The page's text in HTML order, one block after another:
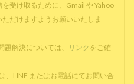
受け取るために、Gmail や Yahoo
だけますようお願いいたしま
題解決については、
リンク をご確
、LINE またはお電話にてお問い合